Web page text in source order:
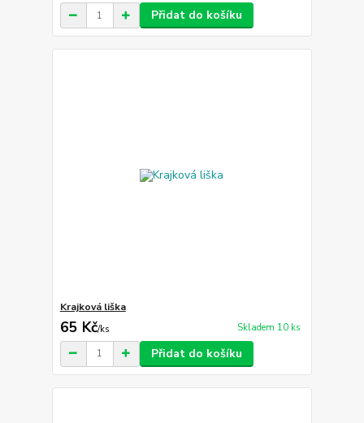
Přidat do košíku
Krajková liška
65 Kč/ks Skladem 10 ks
Přidat do košíku